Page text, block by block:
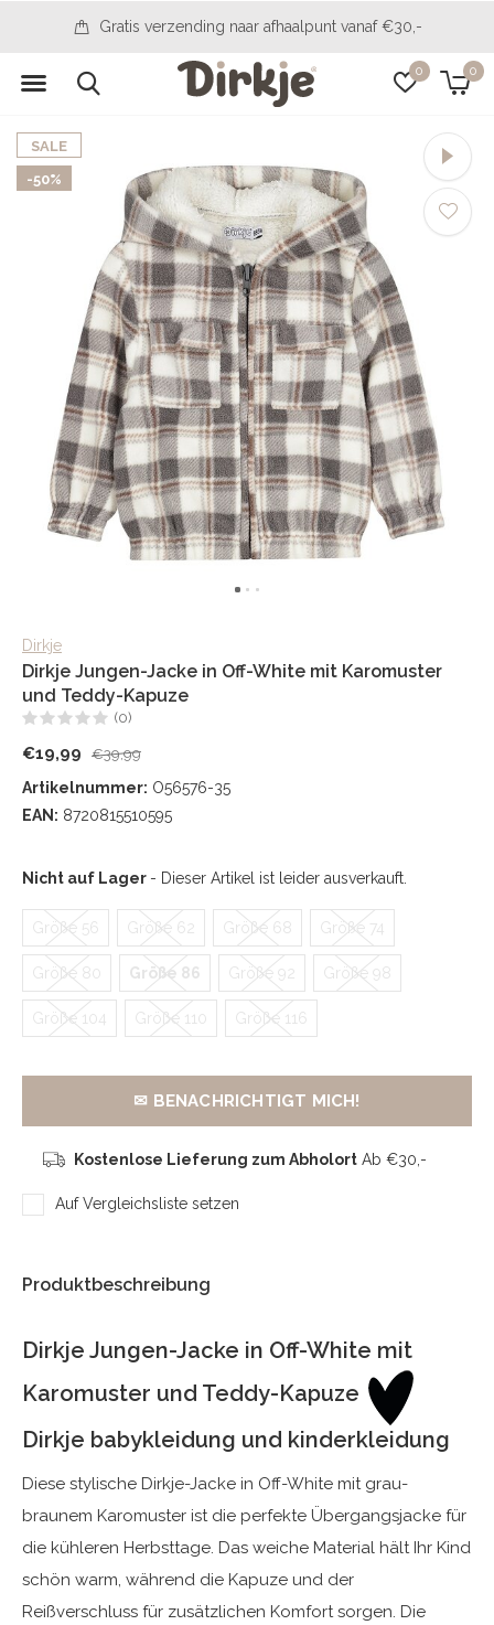
0 0
Gratis verzending naar afhaalpunt vanaf €30,-
SALE
-50%
Dirkje
Dirkje Jungen-Jacke in Off-White mit Karomuster
und Teddy-Kapuze
(0)
€19,99 €39,99
Artikelnummer: O56576-35
EAN: 8720815510595
Nicht auf Lager - Dieser Artikel ist leider ausverkauft.
Größe 56 Größe 62 Größe 68 Größe 74
Größe 80 Größe 86 Größe 92 Größe 98
Größe 104 Größe 110 Größe 116
✉ BENACHRICHTIGT MICH!
Kostenlose Lieferung zum AbholortAb €30,-
Auf Vergleichsliste setzen
Produktbeschreibung
Dirkje Jungen-Jacke in Off-White mit
Karomuster und Teddy-Kapuze
Dirkje babykleidung und kinderkleidung
Diese stylische Dirkje-Jacke in Off-White mit grau-
braunem Karomuster ist die perfekte Übergangsjacke für
die kühleren Herbsttage. Das weiche Material hält Ihr Kind
schön warm, während die Kapuze und der
Reißverschluss für zusätzlichen Komfort sorgen. Die